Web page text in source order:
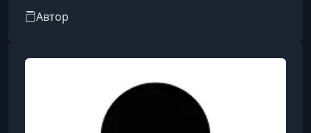
Получил широкую известность благодаря
научно-практическим трудам,
и радиолюбителей. Его ключевая работа —
азов до создания практических устройств» (в
соавторстве с М.И. Штерном). В своих книгах
Сощенко успешно совмещает
Автор